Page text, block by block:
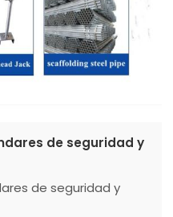
de seguridad y
de seguridad y